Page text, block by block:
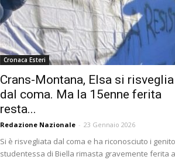
Cronaca Esteri
Crans-Montana, Elsa si risveglia
dal coma. Ma la 15enne ferita
resta...
Redazione Nazionale - 23 Gennaio 2026
Si è risvegliata dal coma e ha riconosciuto i
studentessa di Biella rimasta gravemente ferita